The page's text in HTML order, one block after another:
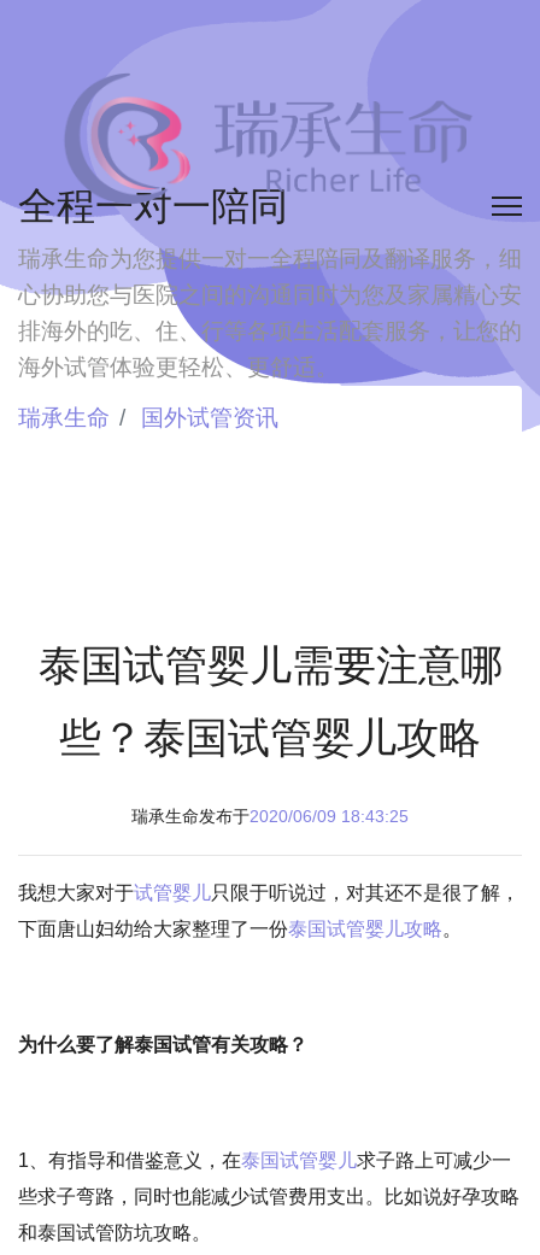
全程一对一陪同
瑞承生命为您提供一对一全程陪同及翻译服务，细
心协助您与医院之间的沟通 同时为您及家属精心安
排海外的吃、住、行等各项生活配套服务，让您的
海外试管体验更轻松、更舒适。
瑞承生命
国外试管资讯
泰国试管婴儿需要注意哪
些？泰国试管婴儿攻略
瑞承生命发布于2020/06/09 18:43:25
我想大家对于试管婴儿只限于听说过，对其还不是很了解，
下面唐山妇幼给大家整理了一份泰国试管婴儿攻略。
为什么要了解泰国试管有关攻略？
1、有指导和借鉴意义，在泰国试管婴儿求子路上可减少一
些求子弯路，同时也能减少试管费用支出。比如说好孕攻略
和泰国试管防坑攻略。